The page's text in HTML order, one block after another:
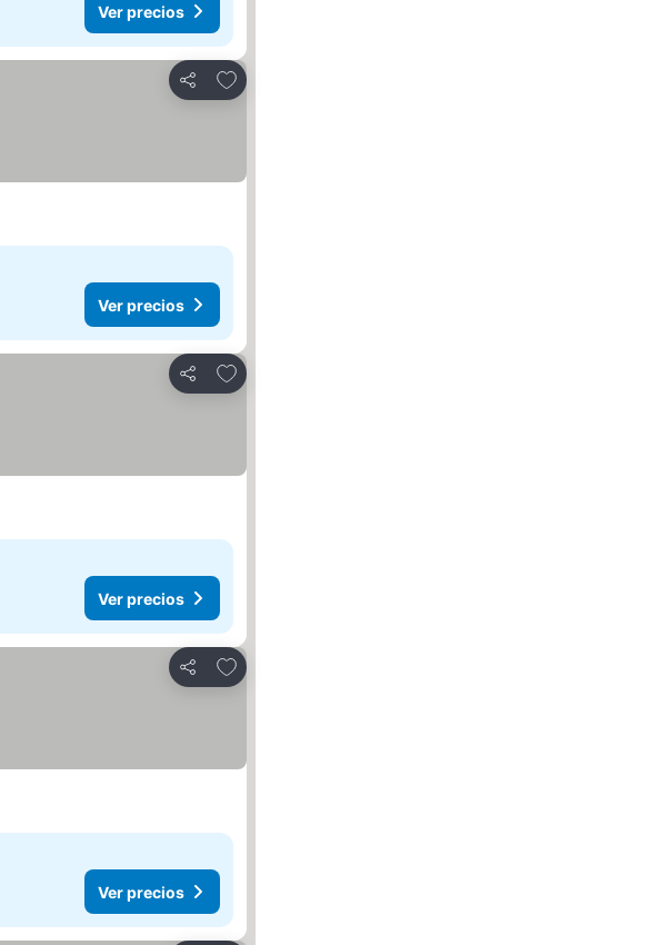
Ver precios
Compartir
Agregar a favoritos
Ver precios
Compartir
Agregar a favoritos
Ver precios
Compartir
Agregar a favoritos
Ver precios